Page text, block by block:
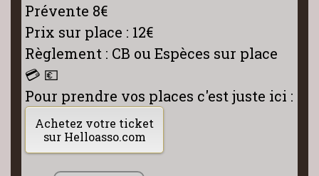
Prévente 8€
Prix sur place : 12€
Règlement : CB ou Espèces sur place
💳 💶
Pour prendre vos places c'est juste ici :
Achetez votre ticket
sur Helloasso.com